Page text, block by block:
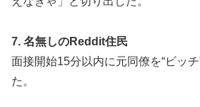
7. 名無しのReddit住民
面接開始15分以内に元同僚を“ビッ
た。